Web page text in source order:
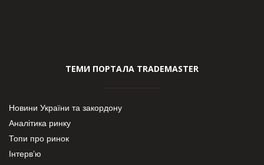
ТЕМИ ПОРТАЛА TRADEMASTER
Новини України та закордону
Аналітика ринку
Топи про ринок
Інтерв’ю